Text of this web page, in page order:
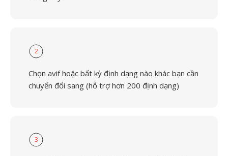
2
Chọn avif hoặc bất kỳ định dạng nào khác bạn cần
chuyển đổi sang (hỗ trợ hơn 200 định dạng)
3